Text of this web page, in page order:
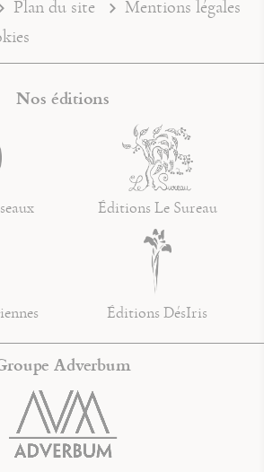
Plan du site
Mentions légales
Nos éditions
Éditions Le Sureau
Éditions DésIris
Adverbum